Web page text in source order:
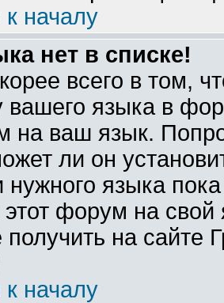
к началу
нет в списке!
всего в том,
вашего языка в
на ваш язык.
ли он
нужного языка
этот форум на
на сайте
к началу